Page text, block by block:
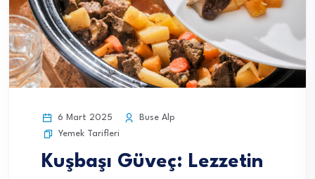
6 Mart 2025
Buse Alp
Yemek Tarifleri
Kuşbaşı Güveç: Lezzetin